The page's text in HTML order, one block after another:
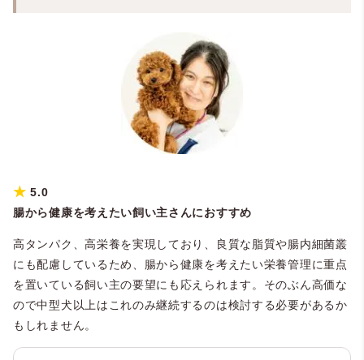
★ 5.0
腸から健康を考えたい飼い主さんにおすすめ
高タンパク、高栄養を実現しており、良質な脂質や腸内細菌叢
にも配慮しているため、腸から健康を考えたい栄養管理に重点
を置いている飼い主の要望にも応えられます。そのぶん高価な
ので中型犬以上はこれのみ継続するのは検討する必要があるか
もしれません。